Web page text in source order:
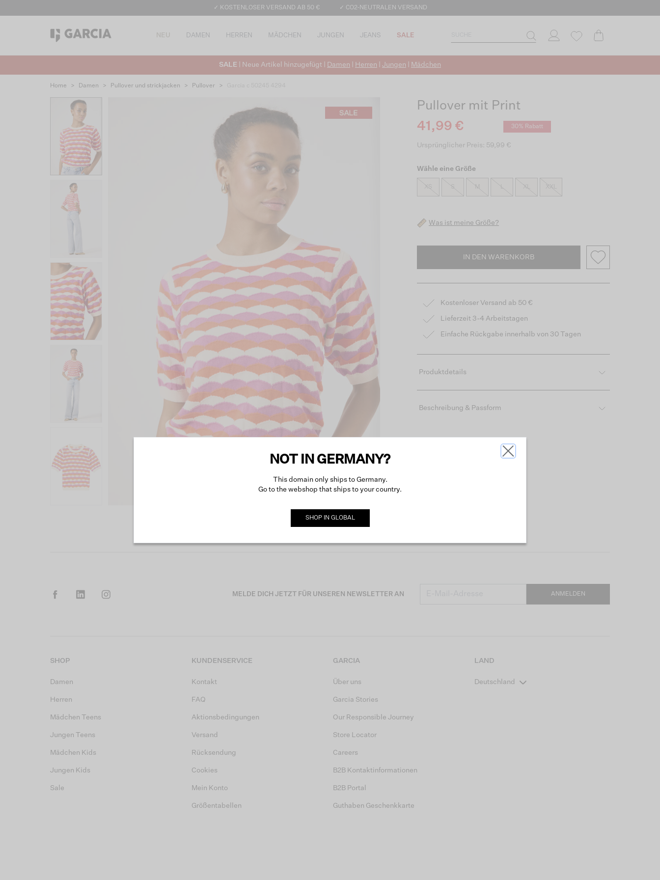
✓ KOSTENLOSER VERSAND AB 50 € ✓ CO2-NEUTRALEN VERSAND
NEU DAMEN HERREN MÄDCHEN JUNGEN JEANS SALE
SALE | Neue Artikel hinzugefügt | Damen Herren Jungen Mädchen
Home > Damen > Pullover und strickjacken > Pullover >
Pullover mit Print
41,99 €
30% Rabatt
Ursprünglicher Preis: 59,99 €
Wähle eine Größe
XS M XL XXL
Was ist meine Größe?
IN DEN WARENKORB
Kostenloser Versand ab 50 €
Lieferzeit 3-4 Arbeitstagen
Einfache Rückgabe innerhalb von 30 Tagen
Produktdetails
Beschreibung & Passform
MELDE DICH JETZT FÜR UNSEREN NEWSLETTER AN ANMELDEN
SHOP
Damen
Herren
Mädchen Teens
Jungen Teens
Mädchen Kids
Jungen Kids
Sale
KUNDENSERVICE
Kontakt
FAQ
Aktionsbedingungen
Versand
Rücksendung
Cookies
Mein Konto
Größentabellen
GARCIA
Über uns
Garcia Stories
Our Responsible Journey
Store Locator
Careers
B2B Kontaktinformationen
B2B Portal
Guthaben Geschenkkarte
LAND
Deutschland
NOT IN GERMANY?
This domain only ships to Germany.
Go to the webshop that ships to your country.
SHOP IN GLOBAL